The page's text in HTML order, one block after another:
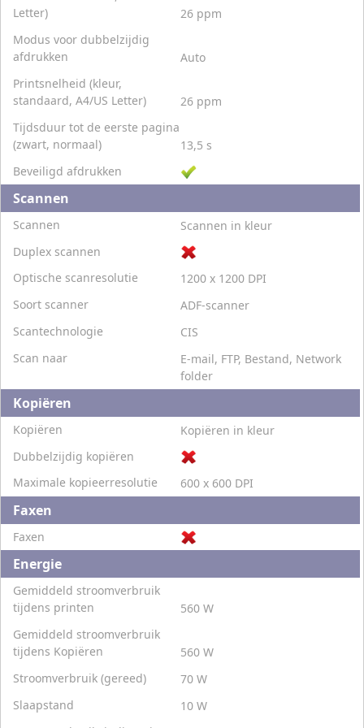
Letter)
26 ppm
Modus voor dubbelzijdig
afdrukken
Auto
Printsnelheid (kleur,
standaard, A4/US Letter)
26 ppm
Tijdsduur tot de eerste pagina
(zwart, normaal)
13,5 s
Beveiligd afdrukken
Scannen
Scannen
Scannen in kleur
Duplex scannen
Optische scanresolutie
1200 x 1200 DPI
Soort scanner
ADF-scanner
Scantechnologie
CIS
Scan naar
E-mail, FTP, Bestand, Network
folder
Kopiëren
Kopiëren
Kopiëren in kleur
Dubbelzijdig kopiëren
Maximale kopieerresolutie
600 x 600 DPI
Faxen
Faxen
Energie
Gemiddeld stroomverbruik
tijdens printen
560 W
Gemiddeld stroomverbruik
tijdens Kopiëren
560 W
Stroomverbruik (gereed)
70 W
Slaapstand
10 W